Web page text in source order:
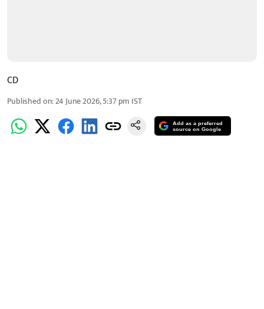
CD
Published on:24 June 2026, 5:37 pm IST
Add as a preferred
source on Google